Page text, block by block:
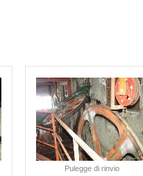
Pulegge di rinvio